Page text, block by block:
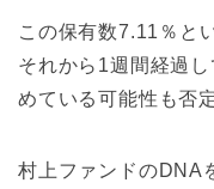
この保有数7.11％と
それから1週間経過
めている可能性も否
村上ファンドのDNA